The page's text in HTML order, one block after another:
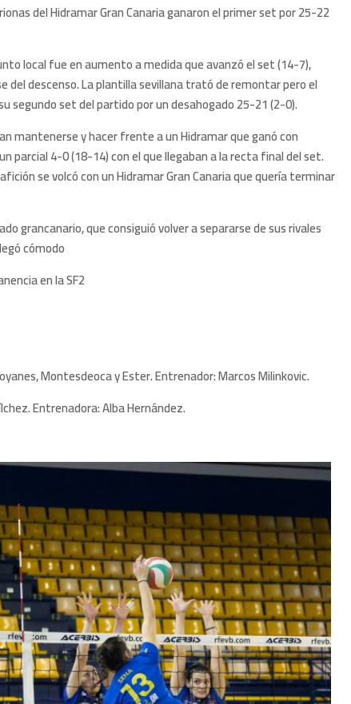
del Hidramar Gran Canaria ganaron el primer set por 25-22
local fue en aumento a medida que avanzó el set (14-7),
descenso. La plantilla sevillana trató de remontar pero el
segundo set del partido por un desahogado 25-21 (2-0).
mantenerse y hacer frente a un Hidramar que ganó con
parcial 4-0 (18-14) con el que llegaban a la recta final del set.
se volcó con un Hidramar Gran Canaria que quería terminar
grancanario, que consiguió volver a separarse de sus rivales
cómodo
en la SF2
Montesdeoca y Ester. Entrenador: Marcos Milinkovic.
Entrenadora: Alba Hernández.